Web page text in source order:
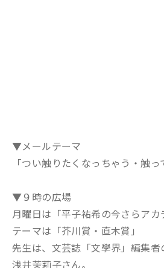
▼メールテーマ
「つい触りたくなっちゃう・触っ
▼９時の広場
月曜日は「平子祐希の今さらアカ
テーマは「芥川賞・直木賞」
先生は、文芸誌「文學界」編集者
浅井茉莉子さん。